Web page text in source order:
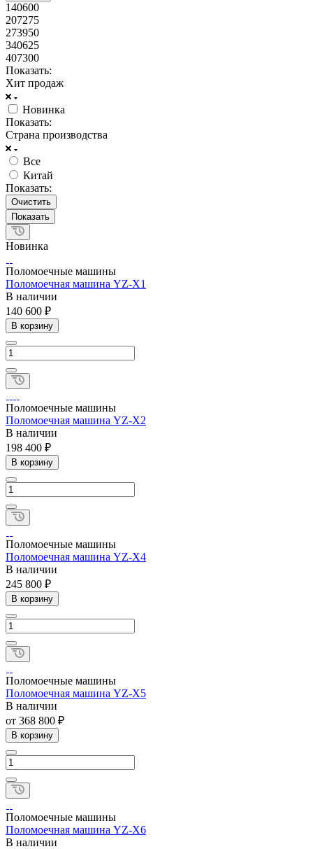
140600
207275
273950
340625
407300
Показать:
Хит продаж
Новинка
Показать:
Страна производства
Все
Китай
Показать:
Очистить
Новинка
Поломоечные машины
Поломоечная машина YZ-X1
В наличии
140 600 ₽
В корзину
Поломоечные машины
Поломоечная машина YZ-X2
В наличии
198 400 ₽
В корзину
Поломоечные машины
Поломоечная машина YZ-X4
В наличии
245 800 ₽
В корзину
Поломоечные машины
Поломоечная машина YZ-X5
В наличии
от 368 800 ₽
В корзину
Поломоечные машины
Поломоечная машина YZ-X6
В наличии